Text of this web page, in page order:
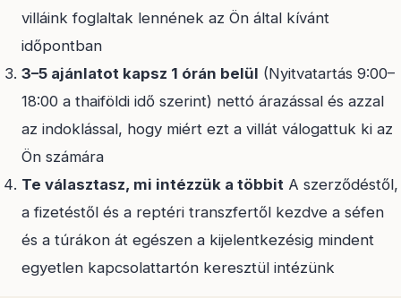
villáink foglaltak lennének az Ön által kívánt
időpontban
3–5 ajánlatot kapsz 1 órán belül (Nyitvatartás 9:00–
18:00 a thaiföldi idő szerint) nettó árazással és azzal
az indoklással, hogy miért ezt a villát válogattuk ki az
Ön számára
Te választasz, mi intézzük a többit A szerződéstől,
a fizetéstől és a reptéri transzfertől kezdve a séfen
és a túrákon át egészen a kijelentkezésig mindent
egyetlen kapcsolattartón keresztül intézünk